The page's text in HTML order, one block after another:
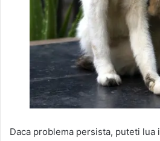
Daca problema persista, puteti